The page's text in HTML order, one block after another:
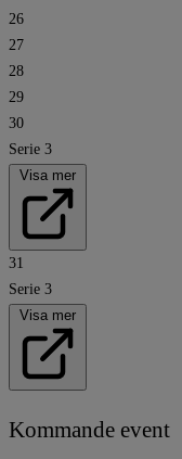
26
27
28
29
30
Serie 3
Visa mer
31
Serie 3
Visa mer
Kommande event